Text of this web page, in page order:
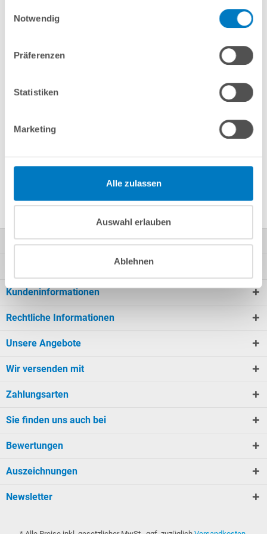
Notwendig
Präferenzen
Statistiken
Marketing
Alle zulassen
Auswahl erlauben
Ablehnen
Anfrageformular
Produktbeschreibung
Kontakt
Kundeninformationen
Rechtliche Informationen
Unsere Angebote
Wir versenden mit
Zahlungsarten
Sie finden uns auch bei
Bewertungen
Auszeichnungen
Newsletter